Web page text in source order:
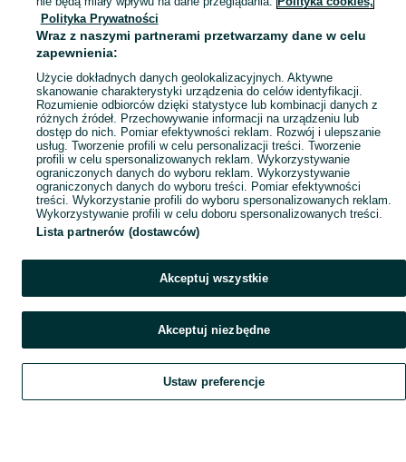
Mapa ministron
Popularne wyszukiwania
Szukaj Obserwujesz Dodaj Czat Konto
Polityka Prywatności
Wraz z naszymi partnerami przetwarzamy dane w celu
zapewnienia:
Użycie dokładnych danych geolokalizacyjnych. Aktywne
skanowanie charakterystyki urządzenia do celów identyfikacji.
Rozumienie odbiorców dzięki statystyce lub kombinacji danych z
różnych źródeł. Przechowywanie informacji na urządzeniu lub
dostęp do nich. Pomiar efektywności reklam. Rozwój i ulepszanie
usług. Tworzenie profili w celu personalizacji treści. Tworzenie
profili w celu spersonalizowanych reklam. Wykorzystywanie
ograniczonych danych do wyboru reklam. Wykorzystywanie
ograniczonych danych do wyboru treści. Pomiar efektywności
treści. Wykorzystanie profili do wyboru spersonalizowanych reklam.
Wykorzystywanie profili w celu doboru spersonalizowanych treści.
Lista partnerów (dostawców)
Akceptuj wszystkie
Akceptuj niezbędne
Ustaw preferencje